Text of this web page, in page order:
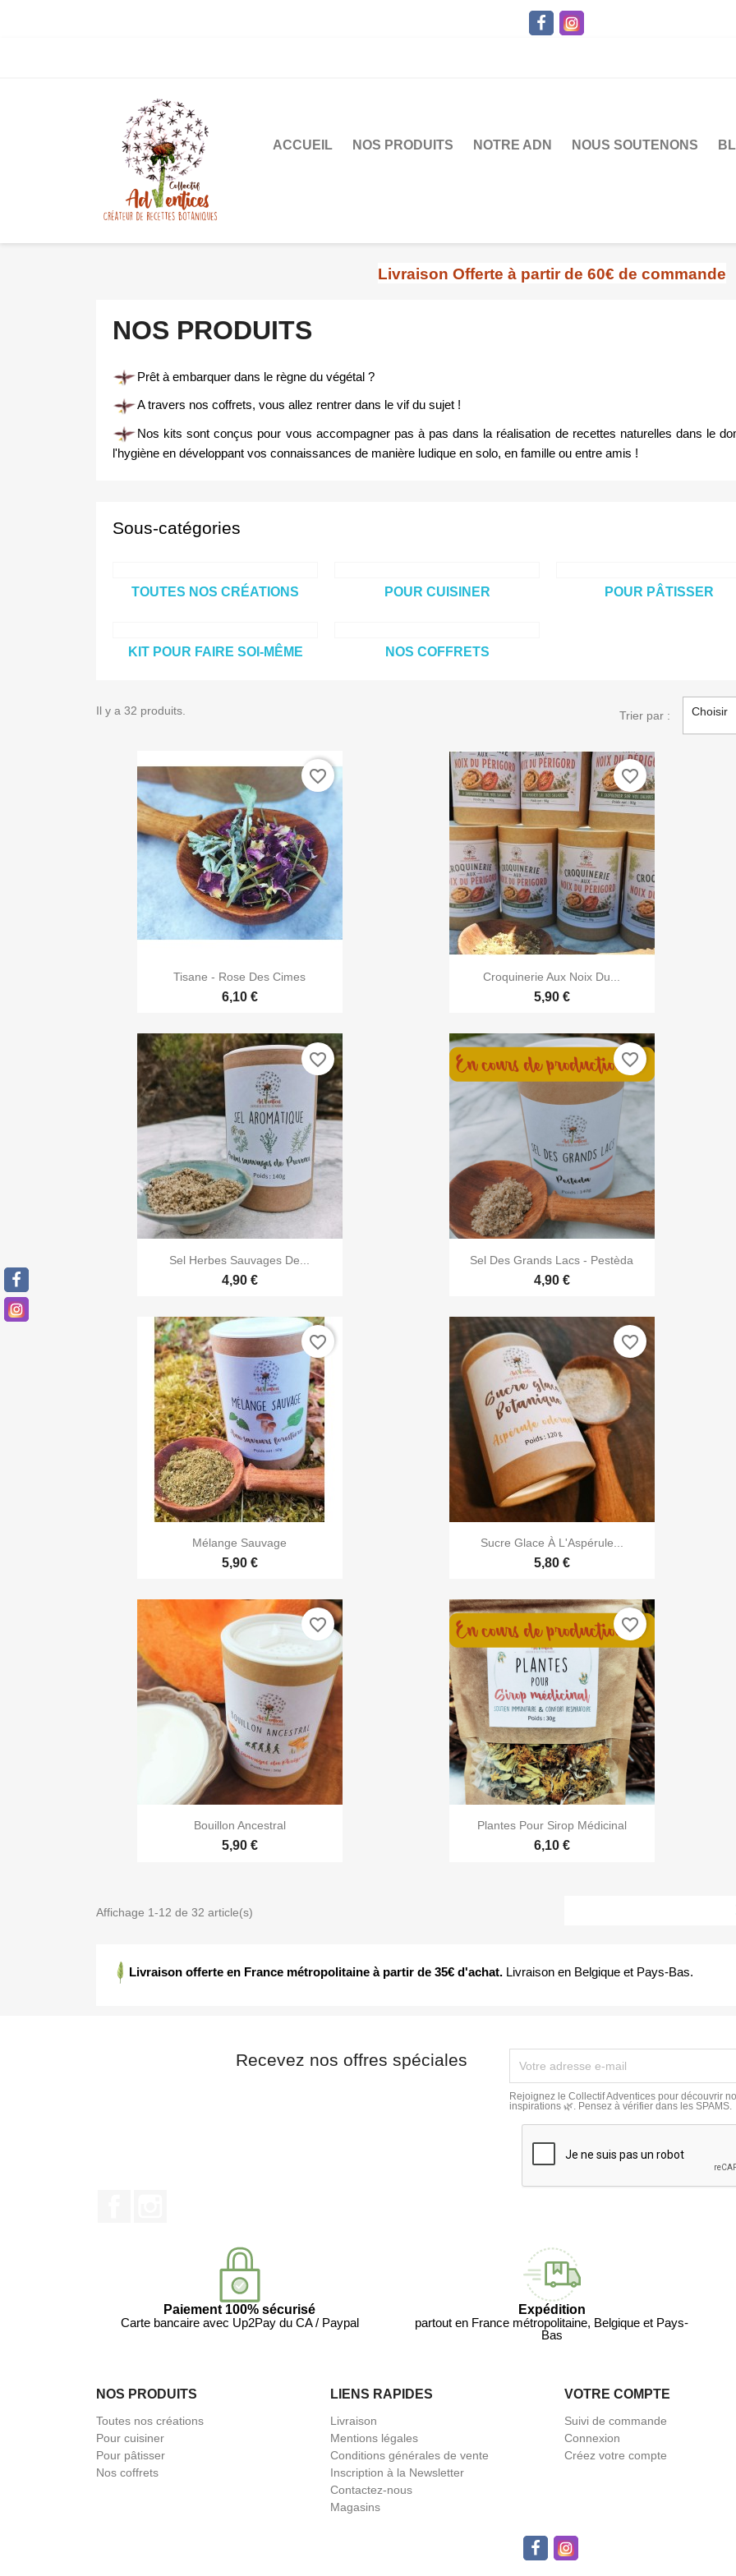
ACCUEIL NOS PRODUITS NOTRE ADN NOUS SOUTENONS
Livraison Offerte à partir de 60€ de commande
NOS PRODUITS
Prêt à embarquer dans le règne du végétal ?
A travers nos coffrets, vous allez rentrer dans le vif du sujet !
Nos kits sont conçus pour vous accompagner pas à pas dans la réalisation de recettes naturelles dans le
l'hygiène en développant vos connaissances de manière ludique en solo, en famille ou entre amis !
Sous-catégories
TOUTES NOS CRÉATIONS POUR CUISINER POUR PÂTISSER
KIT POUR FAIRE SOI-MÊME NOS COFFRETS
Il y a 32 produits. Trier par : Choisir
 Aperçu rapide
Tisane - Rose Des Cimes
6,10 €
favorite_border
Aperçu rapide
Croquinerie Aux Noix Du...
5,90 €
favorite_border
Aperçu rapide
Sel Herbes Sauvages De...
4,90 €
favorite_border
Aperçu rapide
Sel Des Grands Lacs - Pestèda
4,90 €
favorite_border
Aperçu rapide
Mélange Sauvage
5,90 €
favorite_border
Aperçu rapide
Sucre Glace À L'Aspérule...
5,80 €
favorite_border
Aperçu rapide
Bouillon Ancestral
5,90 €
favorite_border
 Aperçu rapide
Plantes Pour Sirop Médicinal
6,10 €
favorite_border
Affichage 1-12 de 32 article(s)
Livraison offerte en France métropolitaine à partir de 35€ d'achat. Livraison en Belgique et Pays-Bas.
Recevez nos offres spéciales
Rejoignez le Collectif Adventices pour découvrir
inspirations 🌿. Pensez à vérifier dans les SPAMS.
Paiement 100% sécurisé
Carte bancaire avec Up2Pay du CA / Paypal
Expédition
partout en France métropolitaine, Belgique et Pays-
Bas
NOS PRODUITS
Toutes nos créations
Pour cuisiner
Pour pâtisser
Nos coffrets
LIENS RAPIDES
Livraison
Mentions légales
Conditions générales de vente
Inscription à la Newsletter
Contactez-nous
Magasins
VOTRE COMPTE
Suivi de commande
Connexion
Créez votre compte